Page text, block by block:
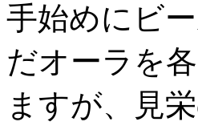
手始めにビ
だオーラを
ますが、見